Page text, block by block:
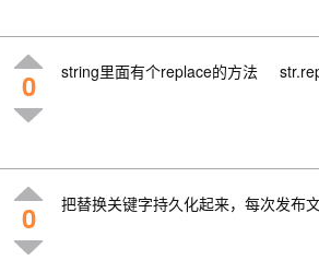
0 string里面有个replace的方法
0 把替换关键字持久化起来，每次发布